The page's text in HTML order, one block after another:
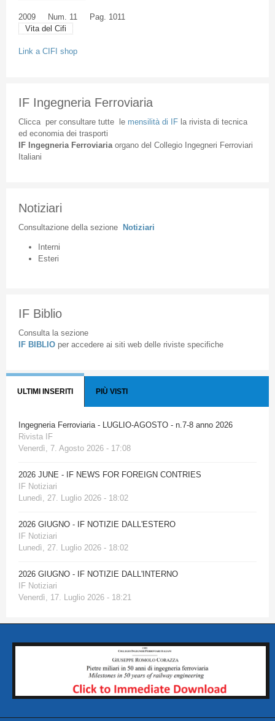
2009 Num. 11
Pag. 1011
Vita del Cifi
Link a CIFI shop
IF Ingegneria Ferroviaria
Cliccaper consultare tuttele mensilità di IFla rivista di tecnica
ed economia dei trasporti
IF Ingegneria Ferroviaria organodel Collegio Ingegneri Ferroviari
Italiani
Notiziari
Consultazione della sezione Notiziari
Interni
Esteri
IF Biblio
Consulta la sezione
IF BIBLIO per accedere ai siti web delle riviste specifiche
ULTIMI INSERITI PIÙ VISTI
Ingegneria Ferroviaria - LUGLIO-AGOSTO - n.7-8 anno 2026
Rivista IF
Venerdì, 7. Agosto 2026 - 17:08
2026 JUNE - IF NEWS FOR FOREIGN CONTRIES
IF Notiziari
Lunedì, 27. Luglio 2026 - 18:02
2026 GIUGNO - IF NOTIZIE DALL'ESTERO
IF Notiziari
Lunedì, 27. Luglio 2026 - 18:02
2026 GIUGNO - IF NOTIZIE DALL'INTERNO
IF Notiziari
Venerdì, 17. Luglio 2026 - 18:21